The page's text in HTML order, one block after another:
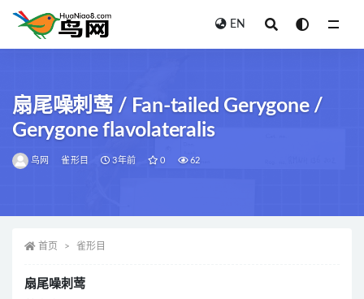
EN
扇尾噪刺莺 / Fan-tailed Gerygone /
Gerygone flavolateralis
鸟网 雀形目 3年前 0 62
首页 雀形目
扇尾噪刺莺